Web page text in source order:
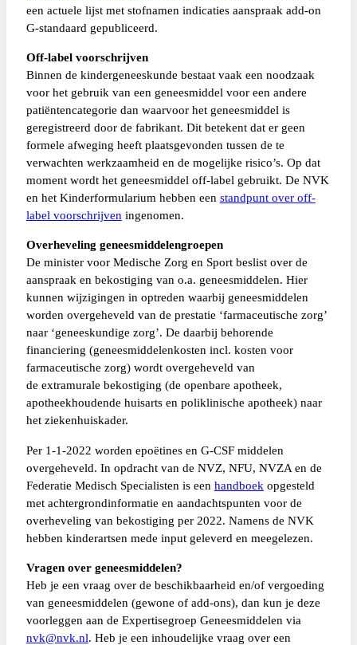
een actuele lijst met stofnamen indicaties aanspraak add-on
G-standaard gepubliceerd.
Off-label voorschrijven
Binnen de kindergeneeskunde bestaat vaak een noodzaak
voor het gebruik van een geneesmiddel voor een andere
patiëntencategorie dan waarvoor het geneesmiddel is
geregistreerd door de fabrikant. Dit betekent dat er geen
formele afweging heeft plaatsgevonden tussen de te
verwachten werkzaamheid en de mogelijke risico’s. Op dat
moment wordt het geneesmiddel off-label gebruikt. De NVK
en het Kinderformularium hebben een standpunt over off-
label voorschrijven ingenomen.
Overheveling geneesmiddelengroepen
De minister voor Medische Zorg en Sport beslist over de
aanspraak en bekostiging van o.a. geneesmiddelen. Hier
kunnen wijzigingen in optreden waarbij geneesmiddelen
worden overgeheveld van de prestatie ‘farmaceutische zorg’
naar ‘geneeskundige zorg’. De daarbij behorende
financiering (geneesmiddelenkosten incl. kosten voor
farmaceutische zorg) wordt overgeheveld van
de extramurale bekostiging (de openbare apotheek,
apotheekhoudende huisarts en poliklinische apotheek) naar
het ziekenhuiskader.
Per 1-1-2022 worden epoëtines en G-CSF middelen
overgeheveld. In opdracht van de NVZ, NFU, NVZA en de
Federatie Medisch Specialisten is een handboek opgesteld
met achtergrondinformatie en aandachtspunten voor de
overheveling van bekostiging per 2022. Namens de NVK
hebben kinderartsen mede input geleverd en meegelezen.
Vragen over geneesmiddelen?
Heb je een vraag over de beschikbaarheid en/of vergoeding
van geneesmiddelen (gewone of add-ons), dan kun je deze
voorleggen aan de Expertisegroep Geneesmiddelen via
nvk@nvk.nl. Heb je een inhoudelijke vraag over een